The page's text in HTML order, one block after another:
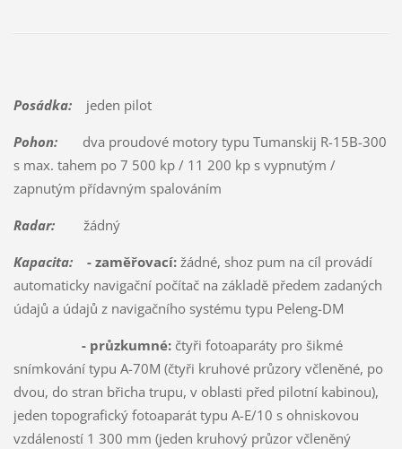
Posádka:jeden pilot
Pohon:dva proudové motory typu Tumanskij R-15B-300
s max. tahem po 7 500 kp / 11 200 kp s vypnutým /
zapnutým přídavným spalováním
Radar:žádný
Kapacita: - zaměřovací:žádné, shoz pum na cíl provádí
automaticky navigační počítač na základě předem zadaných
údajů a údajů z navigačního systému typu Peleng-DM
- průzkumné:čtyři fotoaparáty pro šikmé
snímkování typu A-70M (čtyři kruhové průzory včleněné, po
dvou, do stran břicha trupu, v oblasti před pilotní kabinou),
jeden topografický fotoaparát typu A-E/10 s ohniskovou
vzdáleností 1 300 mm (jeden kruhový průzor včleněný